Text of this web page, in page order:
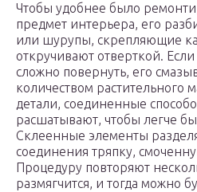
Чтобы удобнее было
предмет интерьера, его
или шурупы, скрепляющие
откручивают отверткой.
сложно повернуть, его
количеством растительного
детали, соединенные
расшатывают, чтобы легче
Склеенные элементы
соединения тряпку,
Процедуру повторяют
размягчится, и тогда можно